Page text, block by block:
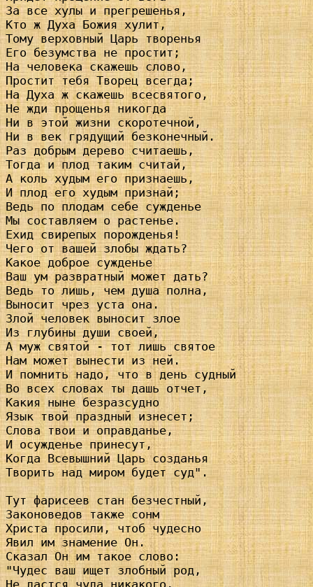
За все хулы и прегрешенья,
Кто ж Духа Божия хулит,
Тому верховный Царь творенья
Его безумства не простит;
На человека скажешь слово,
Простит тебя Творец всегда;
На Духа ж скажешь всесвятого,
Не жди прощенья никогда
Ни в этой жизни скоротечной,
Ни в век грядущий безконечный.
Раз добрым дерево считаешь,
Тогда и плод таким считай,
А коль худым его признаешь,
И плод его худым признай;
Ведь по плодам себе сужденье
Мы составляем о растенье.
Ехид свирепых порожденья!
Чего от вашей злобы ждать?
Какое доброе сужденье
Ваш ум развратный может дать?
Ведь то лишь, чем душа полна,
Выносит чрез уста она.
Злой человек выносит злое
Из глубины души своей,
А муж святой - тот лишь святое
Нам может вынести из ней.
И помнить надо, что в день судный
Во всех словах ты дашь отчет,
Какия ныне безразсудно
Язык твой праздный изнесет;
Слова твои и оправданье,
И осужденье принесут,
Когда Всевышний Царь созданья
Творить над миром будет суд".
Тут фарисеев стан безчестный,
Законоведов также сонм
Христа просили, чтоб чудесно
Явил им знамение Он.
Сказал Он им такое слово:
"Чудес ваш ищет злобный род,